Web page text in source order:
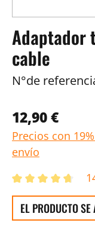
Adaptador
cable
N°de
12,90 €
Precios con
envío
EL PRODUCTO